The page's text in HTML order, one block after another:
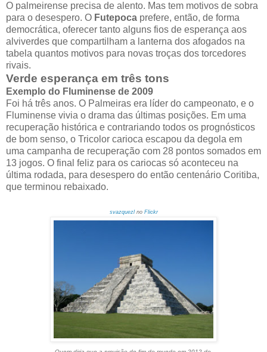
O palmeirense precisa de alento. Mas tem motivos de sobra
para o desespero. O Futepoca prefere, então, de forma
democrática, oferecer tanto alguns fios de esperança aos
alviverdes que compartilham a lanterna dos afogados na
tabela quantos motivos para novas troças dos torcedores
rivais.
Verde esperança em três tons
Exemplo do Fluminense de 2009
Foi há três anos. O Palmeiras era líder do campeonato, e o
Fluminense vivia o drama das últimas posições. Em uma
recuperação histórica e contrariando todos os prognósticos
de bom senso, o Tricolor carioca escapou da degola em
uma campanha de recuperação com 28 pontos somados em
13 jogos. O final feliz para os cariocas só aconteceu na
última rodada, para desespero do então centenário Coritiba,
que terminou rebaixado.
svazquezlno Flickr